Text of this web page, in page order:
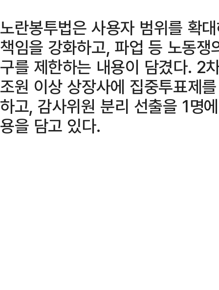
노란봉투법은 사용자 범위를 확
책임을 강화하고, 파업 등 노동
구를 제한하는 내용이 담겼다. 2
조원 이상 상장사에 집중투표제
하고, 감사위원 분리 선출을 1명
용을 담고 있다.